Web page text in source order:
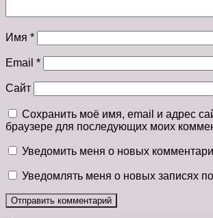
Имя *
Email *
Сайт
Сохранить моё имя, email и адрес
браузере для последующих моих
Уведомить меня о новых
Уведомлять меня о новых записях